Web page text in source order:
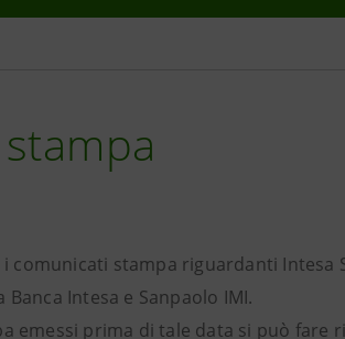
comunicati stampa riguardanti Intesa
Intesa e Sanpaolo IMI.
emessi prima di tale data si può fare